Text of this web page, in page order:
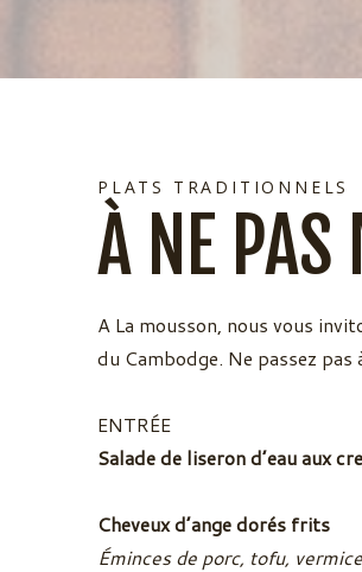
PLATS TRADITIONNELS
À NE PAS
A La mousson, nous vous
du Cambodge. Ne passez
ENTRÉE
Salade de liseron d’eau aux
Cheveux d’ange dorés frits
Éminces de porc, tofu,